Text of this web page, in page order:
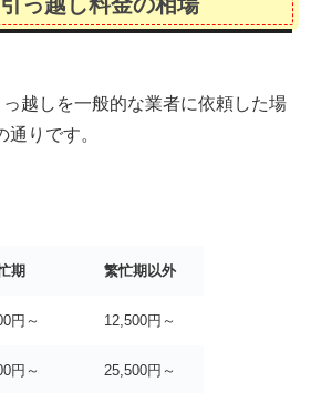
っ越し料金の相場
越しを一般的な業者に依頼した場
りです。
期 繁忙期以外
円～ 12,500円～
円～ 25,500円～